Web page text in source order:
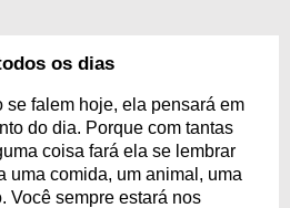
os dias
se falem hoje, ela pensará em
do dia. Porque com tantas
coisa fará ela se lembrar
uma comida, um animal, uma
Você sempre estará nos